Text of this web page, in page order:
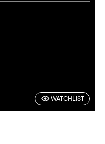
FWATCHLIST